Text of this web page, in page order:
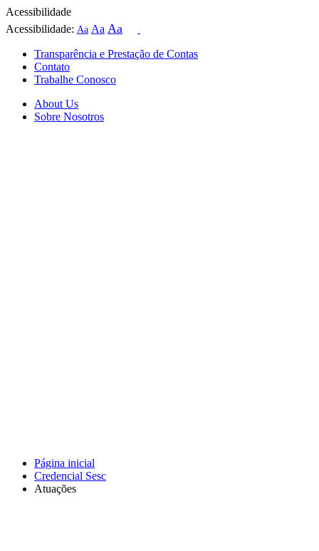
Acessibilidade
Acessibilidade: Aa Aa Aa
Transparência e Prestação de Contas
Contato
Trabalhe Conosco
About Us
Sobre Nosotros
Página inicial
Credencial Sesc
Atuações